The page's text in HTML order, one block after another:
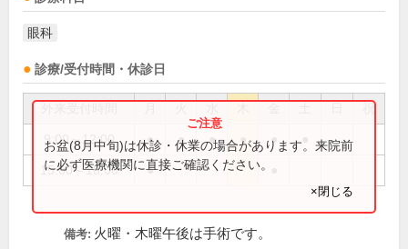
眼科
診療/受付時間・休診日
祝
9:00～12:00 ● ● ● ● ●
15:00～18:00 ●
お盆(8月中旬)は休診・休業の場合があります。来院前
に必ず医療機関に直接ご確認ください。
×閉じる
備考: 火曜・木曜午後は手術です。